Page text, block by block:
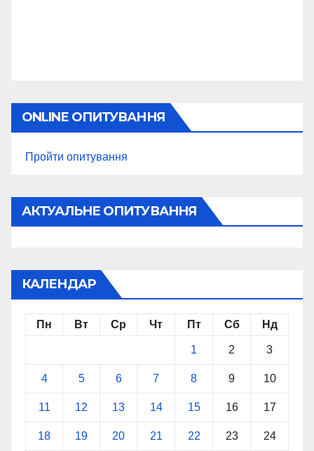
ONLINE ОПИТУВАННЯ
Пройти опитування
АКТУАЛЬНЕ ОПИТУВАННЯ
КАЛЕНДАР
Пн Вт Ср Чт Пт Сб Нд
1 2 3
4 5 6 7 8 9 10
11 12 13 14 15 16 17
18 19 20 21 22 23 24